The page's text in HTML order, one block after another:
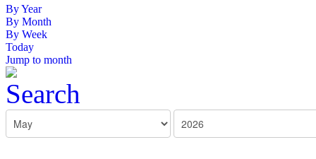
By Year
By Month
By Week
Today
Jump to month